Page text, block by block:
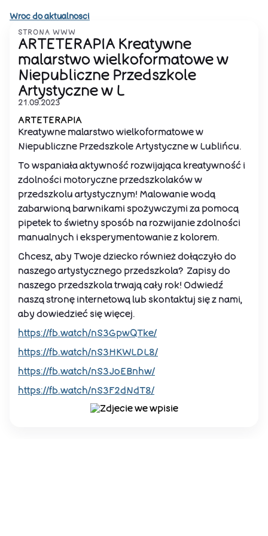
Wroc do aktualnosci
STRONA WWW
ARTETERAPIA Kreatywne
malarstwo wielkoformatowe w
Niepubliczne Przedszkole
Artystyczne w L
21.09.2023
ARTETERAPIA
Kreatywne malarstwo wielkoformatowe w
Niepubliczne Przedszkole Artystyczne w Lublińcu.
To wspaniała aktywność rozwijająca kreatywność i
zdolności motoryczne przedszkolaków w
przedszkolu artystycznym! Malowanie wodą
zabarwioną barwnikami spożywczymi za pomocą
pipetek to świetny sposób na rozwijanie zdolności
manualnych i eksperymentowanie z kolorem.
Chcesz, aby Twoje dziecko również dołączyło do
naszego artystycznego przedszkola? Zapisy do
naszego przedszkola trwają cały rok! Odwiedź
naszą stronę internetową lub skontaktuj się z nami,
aby dowiedzieć się więcej.
https://fb.watch/nS3GpwQTke/
https://fb.watch/nS3HKWLDL8/
https://fb.watch/nS3JoEBnhw/
https://fb.watch/nS3F2dNdT8/